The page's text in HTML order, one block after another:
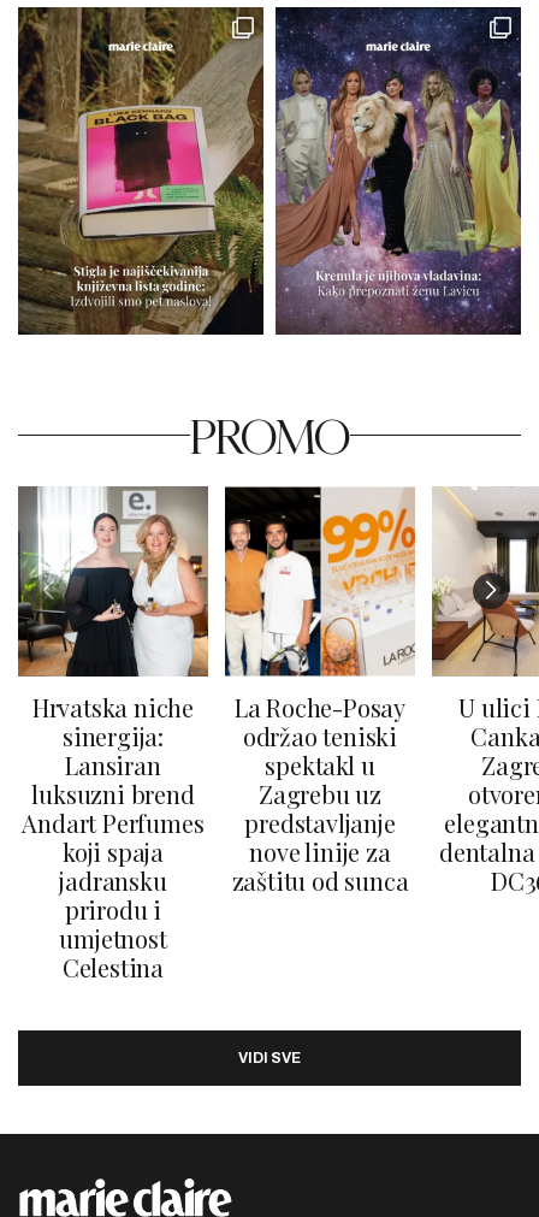
PROMO
Hrvatska niche
sinergija:
Lansiran
luksuzni brend
Andart Perfumes
koji spaja
jadransku
prirodu i
umjetnost
Celestina
La Roche-Posay
održao teniski
spektakl u
Zagrebu uz
predstavljanje
nove linije za
zaštitu od sunca
U ulici
VIDI SVE